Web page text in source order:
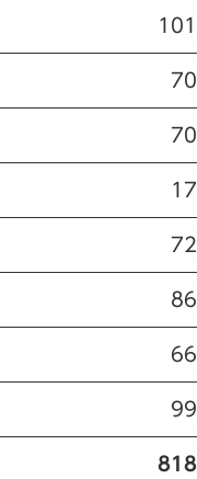
101
70
70
17
72
86
66
99
818